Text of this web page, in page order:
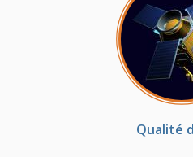
Qualité